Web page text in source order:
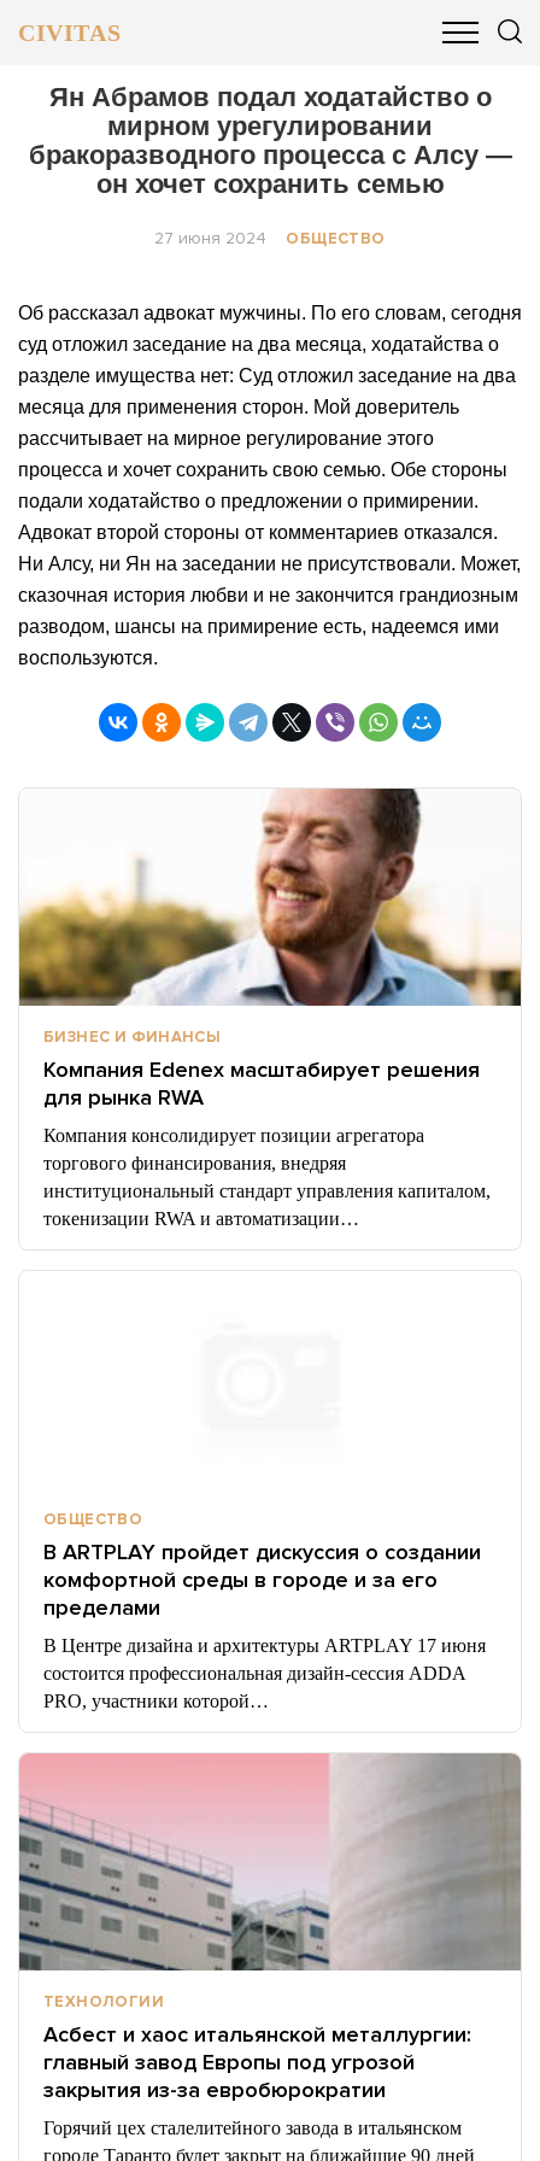
CIVITAS
ОБЩЕСТВО БИЗНЕС И ФИНАНСЫ
Ян Абрамов подал ходатайство о
мирном урегулировании
бракоразводного процесса с Алсу —
он хочет сохранить семью
27 июня 2024 ОБЩЕСТВО
Об рассказал адвокат мужчины. По его словам, сегодня
суд отложил заседание на два месяца, ходатайства о
разделе имущества нет: Суд отложил заседание на два
месяца для применения сторон. Мой доверитель
рассчитывает на мирное регулирование этого
процесса и хочет сохранить свою семью. Обе стороны
подали ходатайство о предложении о примирении.
Адвокат второй стороны от комментариев отказался.
Ни Алсу, ни Ян на заседании не присутствовали. Может,
сказочная история любви и не закончится грандиозным
разводом, шансы на примирение есть, надеемся ими
воспользуются.
БИЗНЕС И ФИНАНСЫ
Компания Edenex масштабирует решения
для рынка RWA
Компания консолидирует позиции агрегатора
торгового финансирования, внедряя
институциональный стандарт управления капиталом,
токенизации RWA и автоматизации…
ОБЩЕСТВО
В ARTPLAY пройдет дискуссия о создании
комфортной среды в городе и за его
пределами
В Центре дизайна и архитектуры ARTPLAY 17 июня
состоится профессиональная дизайн-сессия ADDA
PRO, участники которой…
ТЕХНОЛОГИИ
Асбест и хаос итальянской металлургии:
главный завод Европы под угрозой
закрытия из-за евробюрократии
Горячий цех сталелитейного завода в итальянском
городе Таранто будет закрыт на ближайшие 90 дней